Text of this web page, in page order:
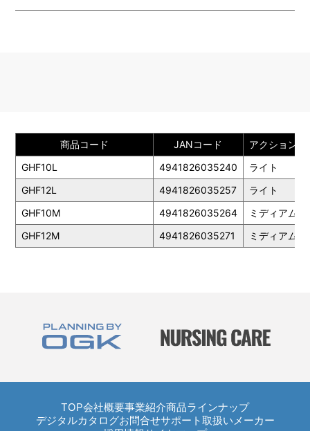
商品コード JANコード アクション
GHF10L
4941826035240 ライト
GHF12L
4941826035257 ライト
GHF10M
4941826035264 ミディアム
GHF12M
4941826035271 ミディアム
TOP会社概要事業紹介商品ラインナップ
デジタルカタログお問合せサポート取扱いメーカー